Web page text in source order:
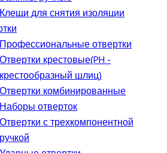
Клещи для снятия изоляции
Профессиональные отвертки
Отвертки крестовые(PH -
крестообразный шлиц)
Отвертки комбинированные
Наборы отверток
Отвертки с трехкомпонентной
ручкой